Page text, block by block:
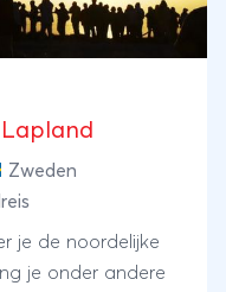
met Finnlines
Zweden
je de noordelijke
je onder andere